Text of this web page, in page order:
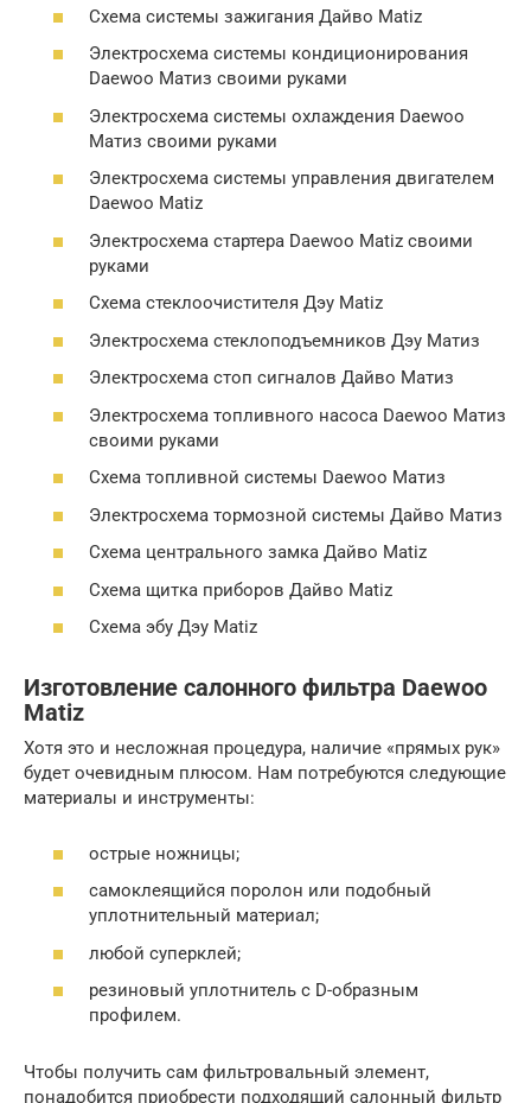
Схема системы зажигания Дайво Matiz
Электросхема системы кондиционирования
Daewoo Матиз своими руками
Электросхема системы охлаждения Daewoo
Матиз своими руками
Электросхема системы управления двигателем
Daewoo Matiz
Электросхема стартера Daewoo Matiz своими
руками
Схема стеклоочистителя Дэу Matiz
Электросхема стеклоподъемников Дэу Матиз
Электросхема стоп сигналов Дайво Матиз
Электросхема топливного насоса Daewoo Матиз
своими руками
Схема топливной системы Daewoo Матиз
Электросхема тормозной системы Дайво Матиз
Схема центрального замка Дайво Matiz
Схема щитка приборов Дайво Matiz
Схема эбу Дэу Matiz
Изготовление салонного фильтра Daewoo
Matiz
Хотя это и несложная процедура, наличие «прямых рук»
будет очевидным плюсом. Нам потребуются следующие
материалы и инструменты:
острые ножницы;
самоклеящийся поролон или подобный
уплотнительный материал;
любой суперклей;
резиновый уплотнитель с D-образным
профилем.
Чтобы получить сам фильтровальный элемент,
понадобится приобрести подходящий салонный фильтр